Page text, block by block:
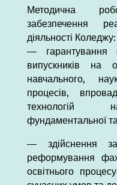
Методична
забезпечення
діяльності Коледжу:
— гарантування
випускників на
навчального,
процесів,
технологій
фундаментальної
— здійснення
реформування
освітнього